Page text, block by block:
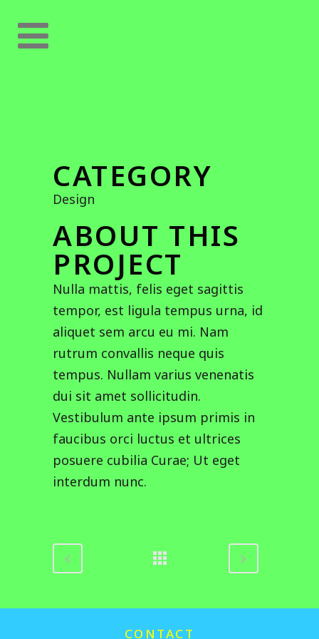
CATEGORY
Design
ABOUT THIS
PROJECT
Nulla mattis, felis eget sagittis
tempor, est ligula tempus urna, id
aliquet sem arcu eu mi. Nam
rutrum convallis neque quis
tempus. Nullam varius venenatis
dui sit amet sollicitudin.
Vestibulum ante ipsum primis in
faucibus orci luctus et ultrices
posuere cubilia Curae; Ut eget
interdum nunc.
CONTACT